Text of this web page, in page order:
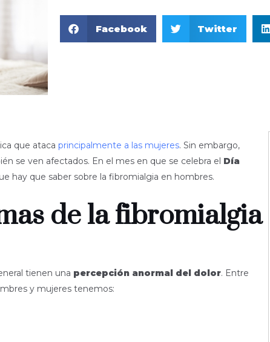
Facebook Twitter
que ataca principalmente a las mujeres. Sin embargo,
se ven afectados. En el mes en que se celebra el Día
hay que saber sobre la fibromialgia en hombres.
de la fibromialgia
tienen una percepción anormal del dolor. Entre
y mujeres tenemos: